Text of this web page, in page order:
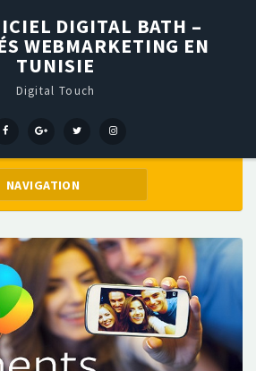
DIGITAL BATH –
WEBMARKETING EN
TUNISIE
Digital Touch
Menu
Menu
Menu
menu